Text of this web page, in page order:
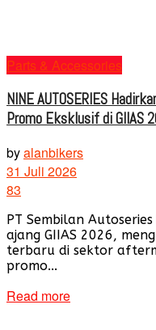
Parts & Accessories
NINE AUTOSERIES
Promo Eksklusif di GIIAS
byalanbikers
31 Juli 2026
83
PT Sembilan
ajang GIIAS 2026,
terbaru di sektor
promo...
Read more